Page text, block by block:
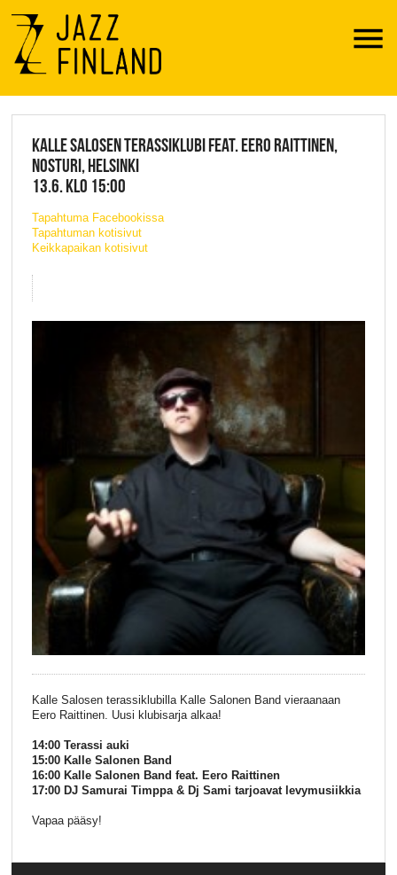
Menu
JAZZ FINLAND LIVE
KALLE SALOSEN TERASSIKLUBI FEAT. EERO RAITTINEN,
NOSTURI, HELSINKI
13.6. KLO 15:00
Tapahtuma Facebookissa
Tapahtuman kotisivut
Keikkapaikan kotisivut
Kalle Salosen terassiklubilla Kalle Salonen Band vieraanaan
Eero Raittinen. Uusi klubisarja alkaa!
14:00 Terassi auki
15:00 Kalle Salonen Band
16:00 Kalle Salonen Band feat. Eero Raittinen
17:00 DJ Samurai Timppa & Dj Sami tarjoavat levymusiikkia
Vapaa pääsy!